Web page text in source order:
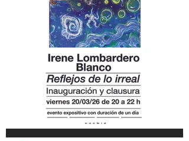
Irene Lombardero Blanco.
localín. 20/03/26 de 20 a